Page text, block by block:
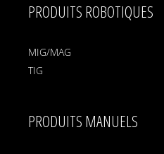
PRODUITS ROBOTIQUES
MIG/MAG
TIG
PRODUITS MANUELS